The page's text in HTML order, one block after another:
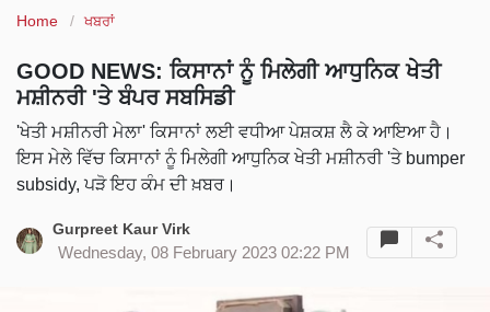
Home ਖਬਰਾਂ
GOOD NEWS: ਕਿਸਾਨਾਂ ਨੂੰ ਮਿਲੇਗੀ ਆਧੁਨਿਕ ਖੇਤੀ
ਮਸ਼ੀਨਰੀ 'ਤੇ ਬੰਪਰ ਸਬਸਿਡੀ
'ਖੇਤੀ ਮਸ਼ੀਨਰੀ ਮੇਲਾ' ਕਿਸਾਨਾਂ ਲਈ ਵਧੀਆ ਪੇਸ਼ਕਸ਼ ਲੈ ਕੇ ਆਇਆ ਹੈ।
ਇਸ ਮੇਲੇ ਵਿੱਚ ਕਿਸਾਨਾਂ ਨੂੰ ਮਿਲੇਗੀ ਆਧੁਨਿਕ ਖੇਤੀ ਮਸ਼ੀਨਰੀ 'ਤੇ bumper
subsidy, ਪੜੋ ਇਹ ਕੰਮ ਦੀ ਖ਼ਬਰ।
Gurpreet Kaur Virk
Wednesday, 08 February 2023 02:22 PM